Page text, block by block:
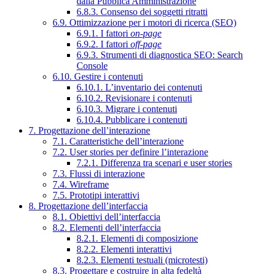
6.8.3. Consenso dei soggetti ritratti
6.9. Ottimizzazione per i motori di ricerca (SEO)
6.9.1. I fattori on-page
6.9.2. I fattori off-page
6.9.3. Strumenti di diagnostica SEO: Search
Console
6.10. Gestire i contenuti
6.10.1. L’inventario dei contenuti
6.10.2. Revisionare i contenuti
6.10.3. Migrare i contenuti
6.10.4. Pubblicare i contenuti
7. Progettazione dell’interazione
7.1. Caratteristiche dell’interazione
7.2. User stories per definire l’interazione
7.2.1. Differenza tra scenari e user stories
7.3. Flussi di interazione
7.4. Wireframe
7.5. Prototipi interattivi
8. Progettazione dell’interfaccia
8.1. Obiettivi dell’interfaccia
8.2. Elementi dell’interfaccia
8.2.1. Elementi di composizione
8.2.2. Elementi interattivi
8.2.3. Elementi testuali (microtesti)
8.3. Progettare e costruire in alta fedeltà